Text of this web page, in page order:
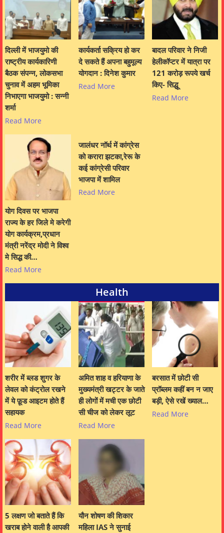
दिल्ली में भाजयुमो की
राष्ट्रीय कार्यकारिणी
बैठक संपन्न, लोकसभा
चुनाव में अहम भूमिका
निभाएगा भाजयुमो : सन्नी
शर्मा
Read More
कार्यकर्ता सक्रिय हो कर
दे सकते हैं अपना बहुमूल्य
योगदान : दिनेश कुमार
Read More
बादल परिवार ने निजी
हेलीकॉप्टर में यात्रा पर
121 करोड़ रूपये खर्च
किए- सिद्धू
Read More
योग दिवस पर भाजपा
राज्य के हर जिले मे करेगी
योग कार्यक्रम,प्रधान
मंत्री नरेंद्र मोदी ने विश्व
मे सिद्ध की…
Read More
जालंधर नॉर्थ में कांग्रेस
को करारा झटका,रेरू के
कई कांग्रेसी परिवार
भाजपा में शामिल
Read More
Health
शरीर में ब्लड शुगर के
लेवल को कंट्रोल रखने
में ये फ़ूड आइटम होते हैं
सहायक
Read More
अमित शाह व हरियाणा के
मुख्यमंत्री खट्टर के जाते
ही लोगों में मची एक छोटी
सी चीज को लेकर लूट
Read More
बरसात में छोटी सी
प्रॉब्लम कहीं बन न जाए
बड़ी, ऐसे रखें ख्याल…
Read More
5 लक्षण जो बताते हैं कि
खराब होने वाली है आपकी
यौन शोषण की शिकार
महिला IAS ने सुनाई